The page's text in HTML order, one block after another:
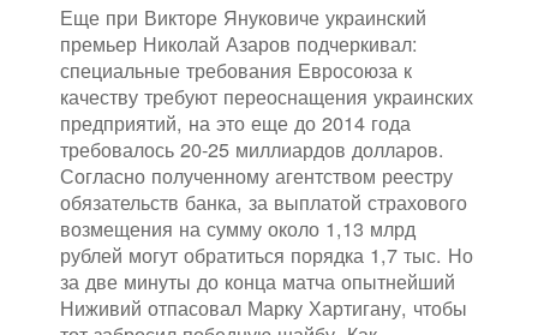
Еще при Викторе Януковиче украинский
премьер Николай Азаров подчеркивал:
специальные требования Евросоюза к
качеству требуют переоснащения украинских
предприятий, на это еще до 2014 года
требовалось 20-25 миллиардов долларов.
Согласно полученному агентством реестру
обязательств банка, за выплатой страхового
возмещения на сумму около 1,13 млрд
рублей могут обратиться порядка 1,7 тыс. Но
за две минуты до конца матча опытнейший
Ниживий отпасовал Марку Хартигану, чтобы